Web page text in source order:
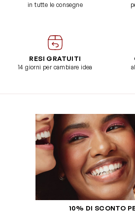
in tutte le consegne
RESI GRATUITI
14 giorni per cambiare idea
10% DI SCONTO